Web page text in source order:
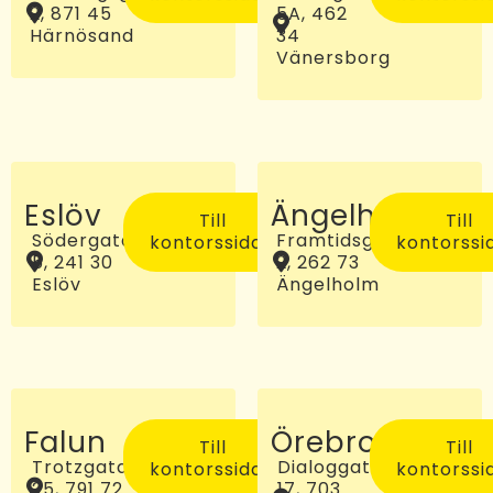
2, 871 45
Härnösand
5A, 462
34
Vänersborg
Eslöv
Södergatan
5, 241 30
Eslöv
Till
kontorssidan
Ängelholm
Framtidsgatan
2, 262 73
Ängelholm
Till
Falun
Trotzgatan
Till
kontorssidan
Örebro
Dialoggatan
Till